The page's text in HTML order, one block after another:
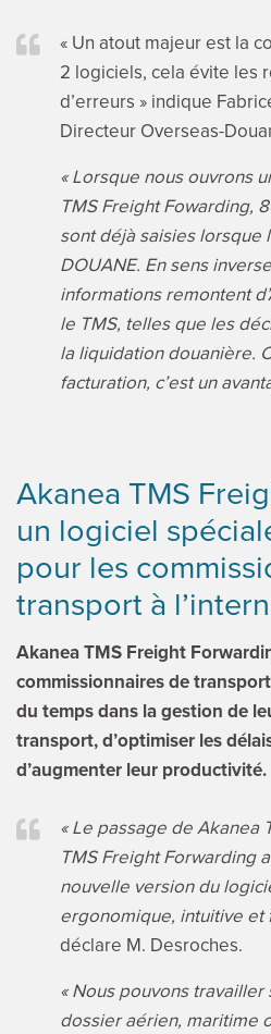
« Un atout majeur est la
2 logiciels, cela évite les
d’erreurs » indique
Directeur Overseas-
« Lorsque nous ouvrons
TMS Freight Fowarding,
sont déjà saisies lorsque
DOUANE. En sens
informations remontent
le TMS, telles que les
la liquidation douanière.
facturation, c’est un
Akanea TMS
un logiciel
pour les
transport à
Akanea TMS Freight
commissionnaires de
du temps dans la gestion de
transport, d’optimiser les
d’augmenter leur productivité.
« Le passage de Akanea
TMS Freight Forwarding
nouvelle version du
ergonomique, intuitive et
déclare M. Desroches.
« Nous pouvons
dossier aérien, maritime